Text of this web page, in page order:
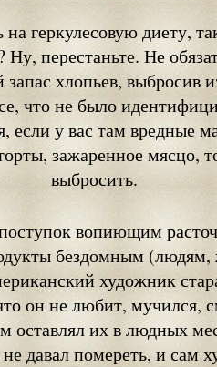
на геркулесовую диету,
перестаньте. Не
хлопьев, выбросив
что не было
если у вас там вредные
зажаренное мясцо,
выбросить.
вопиющим
бездомным
художник
он не любит, мучился,
оставлял их в людных
давал помереть, и сам